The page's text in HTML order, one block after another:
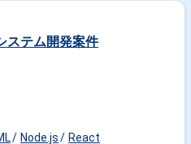
ステム開発案件
Node.js React